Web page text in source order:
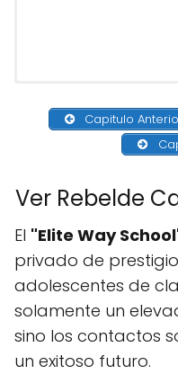
Capitulo
Ver Rebelde
El "Elite Way
privado de
adolescentes de
solamente un
sino los contactos
un exitoso futuro.